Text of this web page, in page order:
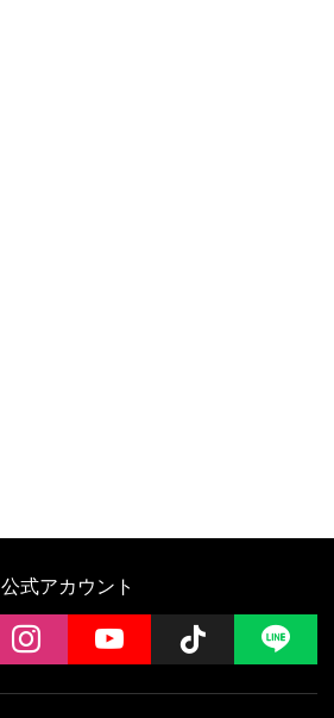
公式アカウント
instagramYouTube Follow